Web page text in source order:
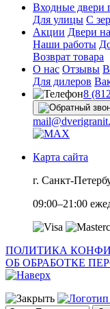
Входные двери
Для улицы С
Акции Двери
Наши работы
Возврат товара
О нас Отзывы
Для дилеров
8
Карта сайта
г. Санкт-
09:00–21:00
ПОЛИТИКА
ОБ ОБРАБОТКЕ